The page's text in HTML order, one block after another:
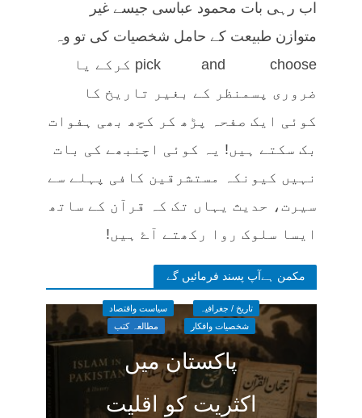
اب رہی بات محمود عباسی جیسے غیر
متوازن طبیعت کے حامل شخصیات کی تو وہ
pick and choose کرکے یا
ضروری پسمنظر کے بغیر تاریخ کا
کوئی ایک صفحہ پڑھ کر کچھ بھی ہفوات
بک سکتے ہیں! یہ کوئی اچنبھے کی بات
نہیں کیونکہ مستشرقین کافی پہلے سے
سیرت، حدیث یہاں تک کہ قرآن کے ساتھ
ایسا سلوک روا رکھتے آۓ ہیں!
مکمن ہےآپ پسند فرمائیں گے
تاریخ / جغرافیہ
سیاست واقتصاد
شخصیات وافکار
مطالعہ کتب
پاکستان میں
اکثریت کو اقلیت